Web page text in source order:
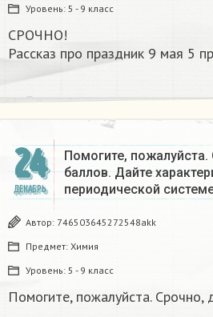
Уровень: 5 - 9 класс
СРОЧНО!
Рассказ про праздник 9 мая 5
24
ДЕКАБРЬ
Помогите,
баллов. Дайте
периодической
Автор: 746503645272548akk
Предмет: Химия
Уровень: 5 - 9 класс
Помогите, пожалуйста. Срочно,